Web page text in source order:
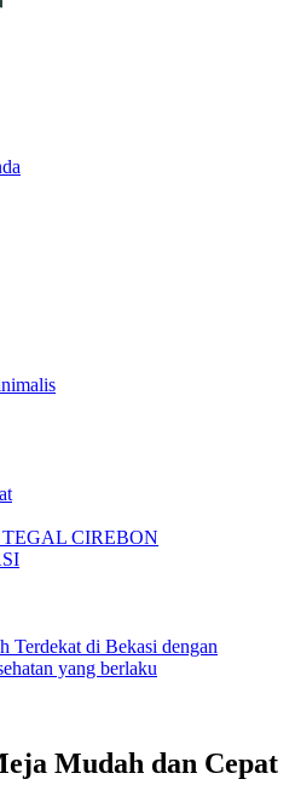
TEGAL CIREBON
Terdekat di Bekasi dengan
yang berlaku
Mudah dan Cepat